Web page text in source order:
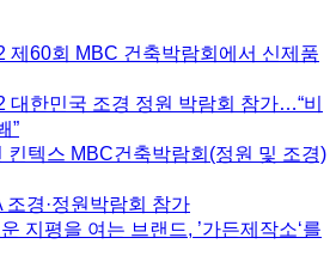
제60회 MBC 건축박람회에서 신제품
대한민국 조경 정원 박람회 참가…“비
”
킨텍스 MBC건축박람회(정원 및 조경)
조경·정원박람회 참가
지평을 여는 브랜드, ’가든제작소‘를